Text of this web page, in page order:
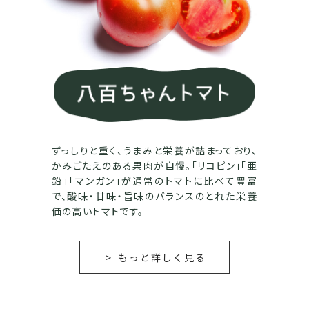
ずっしりと重く、うまみと栄養が詰まっており、
かみごたえのある果肉が自慢。「リコピン」「亜
鉛」「マンガン」が通常のトマトに比べて豊富
で、酸味・甘味・旨味のバランスのとれた栄養
価の高いトマトです。
もっと詳しく見る